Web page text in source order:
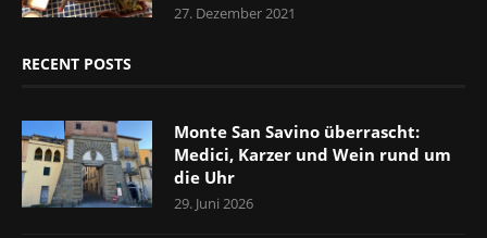
27. Dezember 2021
RECENT POSTS
Monte San Savino überrascht:
Medici, Karzer und Wein rund um
die Uhr
29. Juni 2026